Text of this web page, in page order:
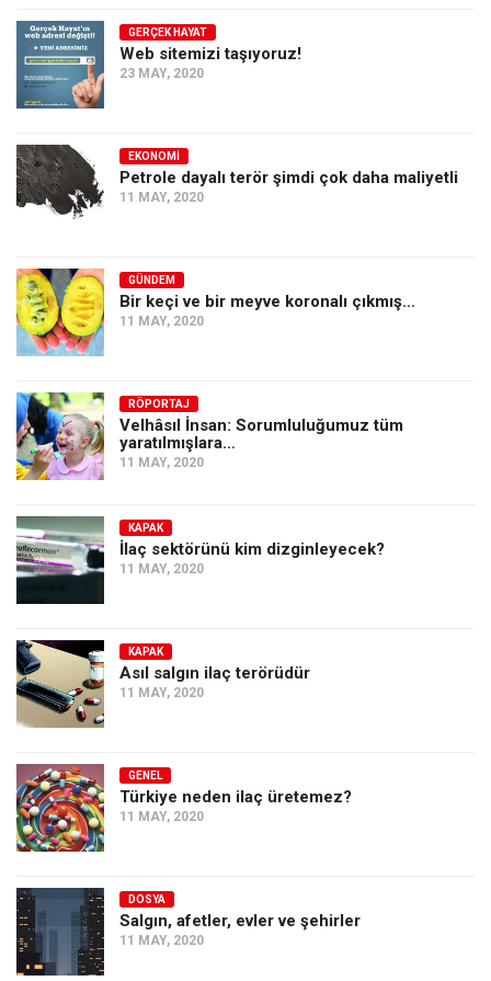
GERÇEK HAYAT
Web sitemizi taşıyoruz!
23 MAY, 2020
EKONOMI
Petrole dayalı terör şimdi çok daha maliyetli
11 MAY, 2020
GÜNDEM
Bir keçi ve bir meyve koronalı çıkmış…
11 MAY, 2020
RÖPORTAJ
Velhâsıl İnsan: Sorumluluğumuz tüm
yaratılmışlara…
11 MAY, 2020
KAPAK
İlaç sektörünü kim dizginleyecek?
11 MAY, 2020
KAPAK
Asıl salgın ilaç terörüdür
11 MAY, 2020
GENEL
Türkiye neden ilaç üretemez?
11 MAY, 2020
DOSYA
Salgın, afetler, evler ve şehirler
11 MAY, 2020